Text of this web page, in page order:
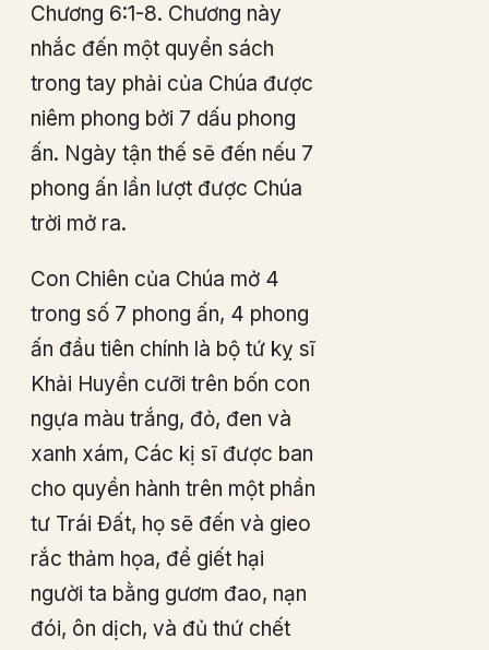
Chương 6:1-8. Chương này
nhắc đến một quyển sách
trong tay phải của Chúa được
niêm phong bởi 7 dấu phong
ấn. Ngày tận thế sẽ đến nếu 7
phong ấn lần lượt được Chúa
trời mở ra.
Con Chiên của Chúa mở 4
trong số 7 phong ấn, 4 phong
ấn đầu tiên chính là bộ tứ kỵ sĩ
Khải Huyền cưỡi trên bốn con
ngựa màu trắng, đỏ, đen và
xanh xám, Các kị sĩ được ban
cho quyền hành trên một phần
tư Trái Đất, họ sẽ đến và gieo
rắc thảm họa, để giết hại
người ta bằng gươm đao, nạn
đói, ôn dịch, và đủ thứ chết